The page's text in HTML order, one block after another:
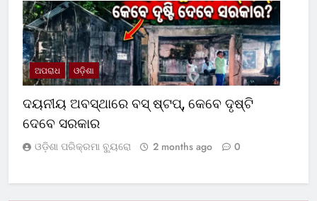
ଅପରାଧ ଓଡ଼ିଶା
ଦୟନୀୟ ଅବସ୍ଥାରେ ବସ୍‌ ଷ୍ଟପ୍‌, କେବେ ଦୃଷ୍ଟି
ଦେବେ ସରକାର
ଓଡ଼ିଶା ପରିକ୍ରମା ବ୍ୟୁରୋ 2 months ago 0